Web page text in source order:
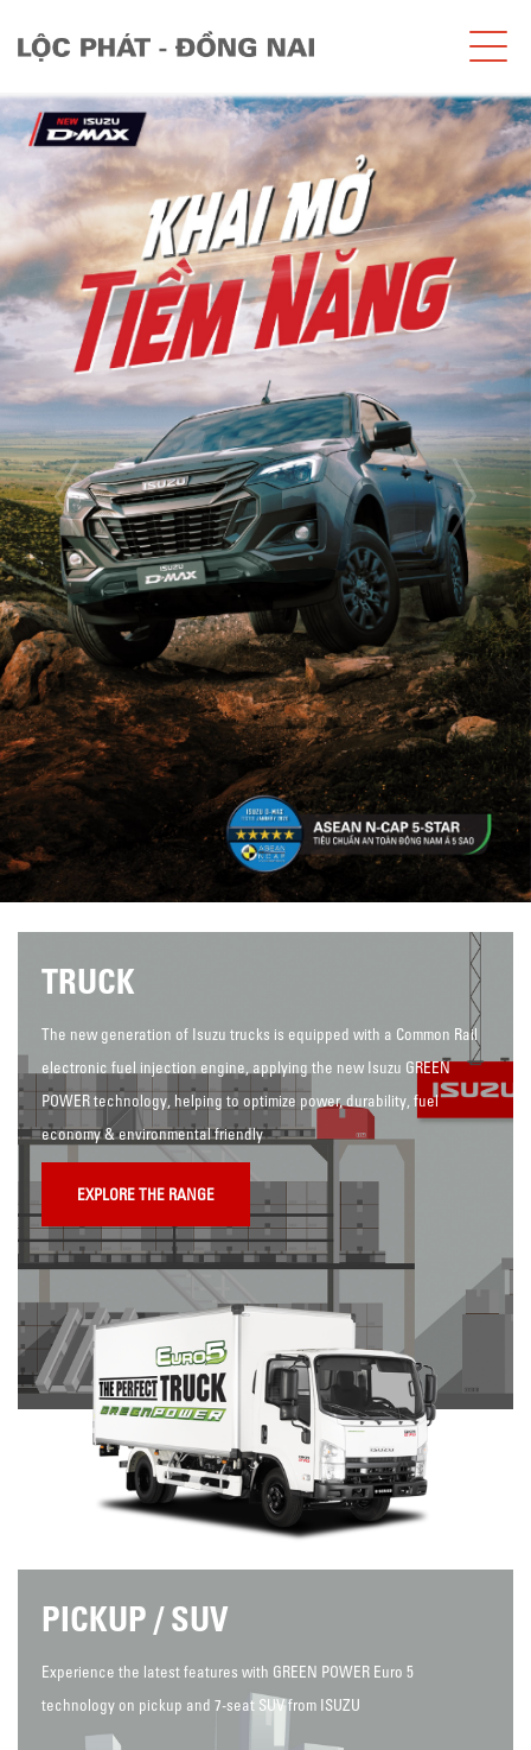
TRUCK
The new generation of Isuzu trucks is equipped with a Common Rail
electronic fuel injection engine, applying the new Isuzu GREEN
POWER technology, helping to optimize power, durability, fuel
economy & environmental friendly
EXPLORE THE RANGE
PICKUP / SUV
Experience the latest features with GREEN POWER Euro 5
technology on pickup and 7-seat SUV from ISUZU